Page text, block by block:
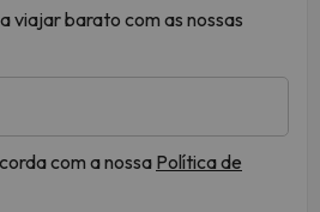
viajar barato com as nossas
com a nossa Política de